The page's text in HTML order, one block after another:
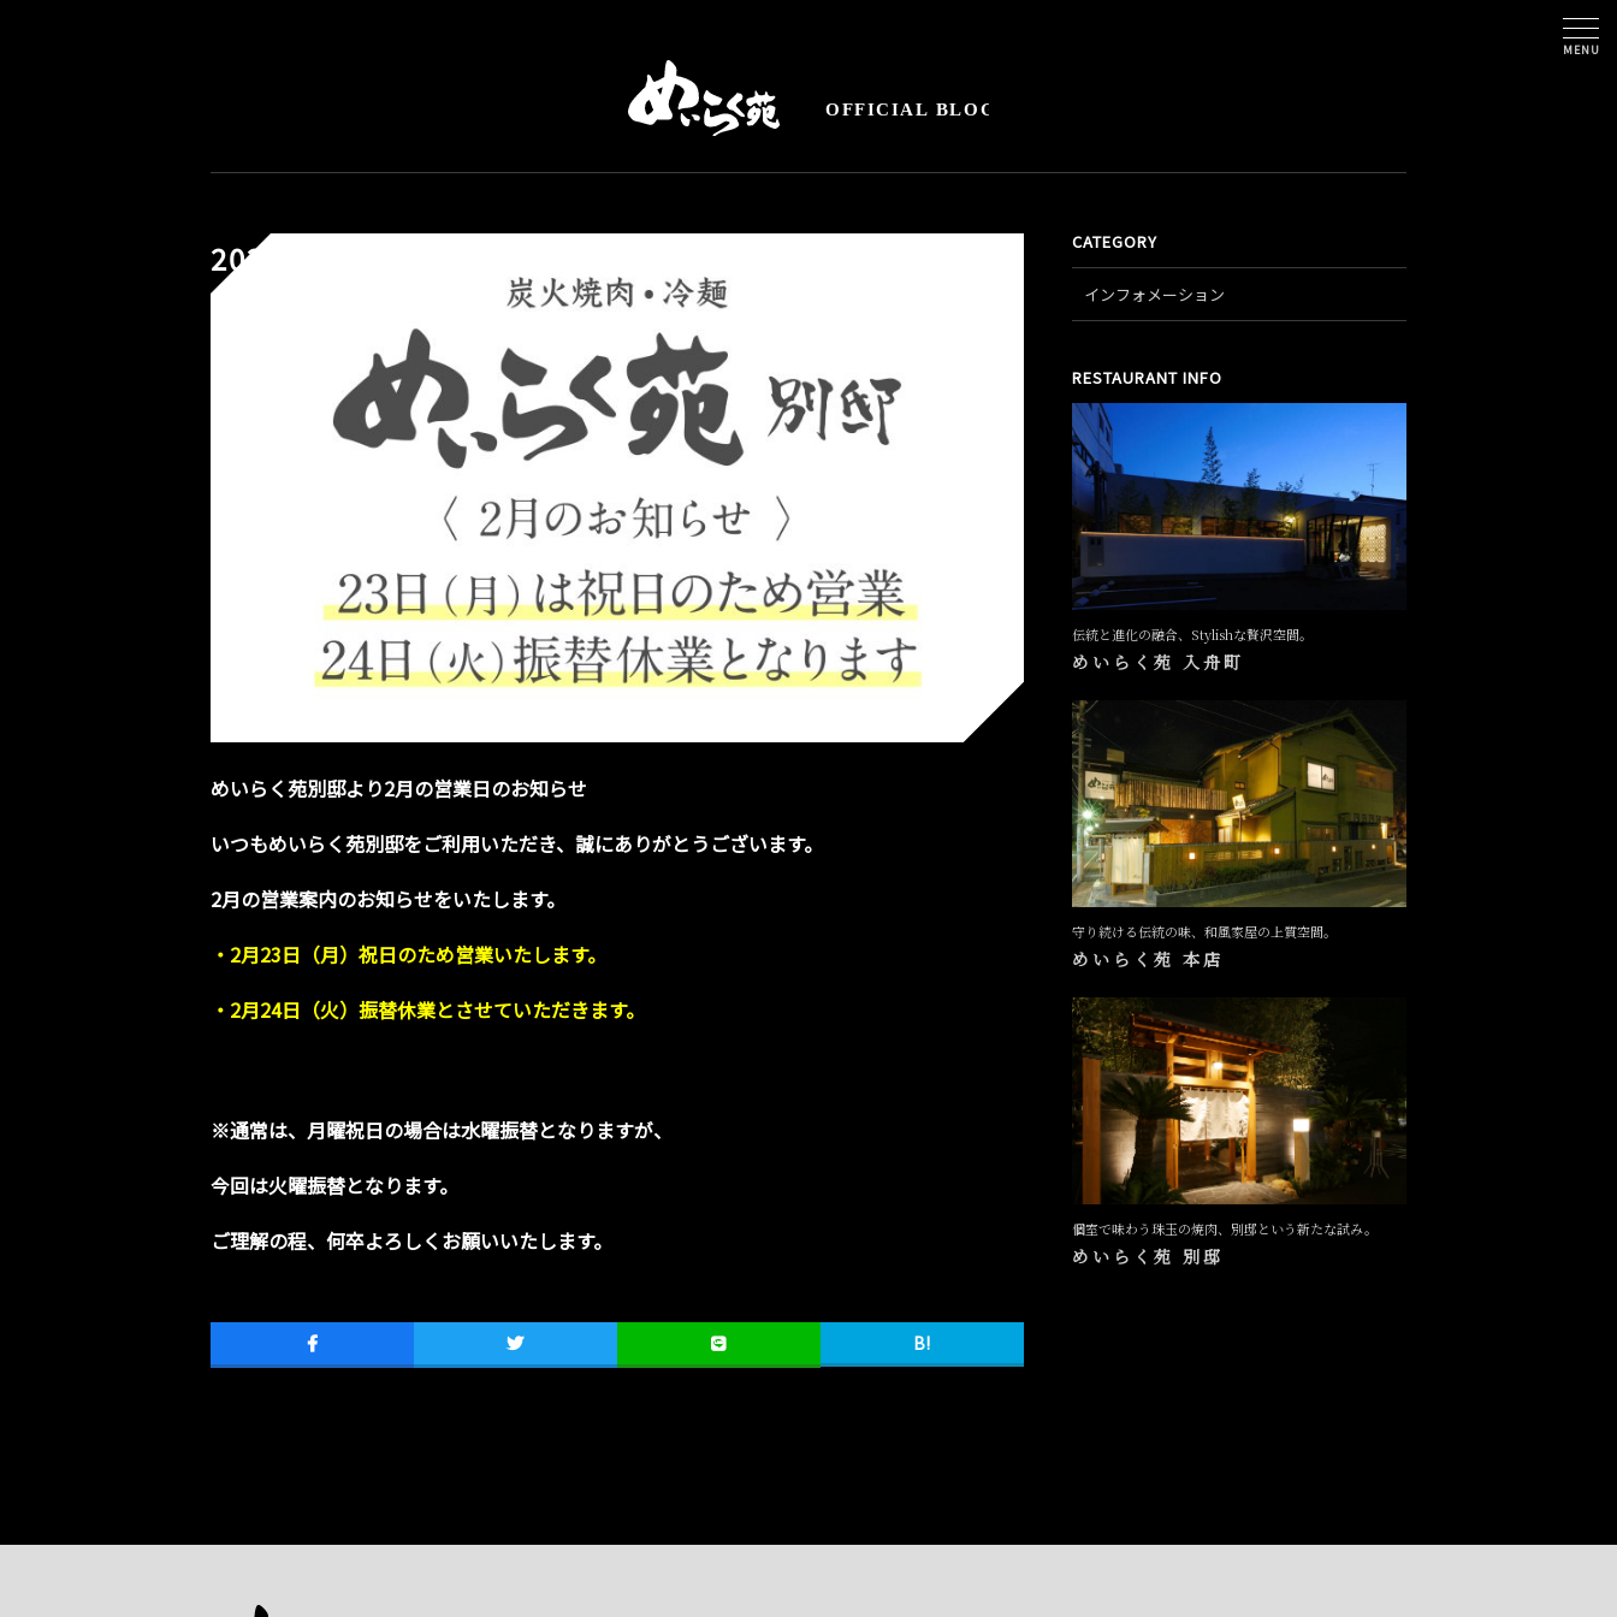
MENU
2026.02.06
めいらく苑別邸より2月の営業日のお知らせ
いつもめいらく苑別邸をご利用いただき、誠にありがとうございます。
2月の営業案内のお知らせをいたします。
・2月23日（月） 祝日のため営業いたします。
・2月24日（火） 振替休業とさせていただきます。
※通常は、月曜祝日の場合は水曜振替となりますが、
今回は火曜振替となります。
ご理解の程、何卒よろしくお願いいたします。
B!
CATEGORY
インフォメーション
RESTAURANT INFO
伝統と進化の融合、Stylishな贅沢空間。
めいらく苑 入舟町
守り続ける伝統の味、和風家屋の上質空間。
めいらく苑 本店
個室で味わう珠玉の焼肉、別邸という新たな試み。
めいらく苑 別邸